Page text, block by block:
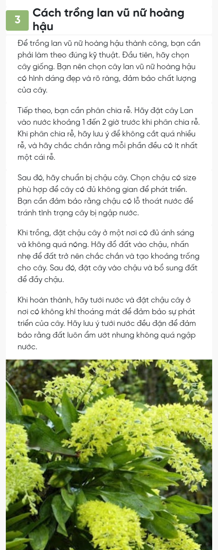
3
Cách trồng lan vũ nữ hoàng
hậu
Để trồng lan vũ nữ hoàng hậu thành công, bạn cần
phải làm theo đúng kỹ thuật. Đầu tiên, hãy chọn
cây giống. Bạn nên chọn cây lan vũ nữ hoàng hậu
có hình dáng đẹp và rõ ràng, đảm bảo chất lượng
của cây.
Tiếp theo, bạn cần phân chia rễ. Hãy đặt cây Lan
vào nước khoảng 1 đến 2 giờ trước khi phân chia rễ.
Khi phân chia rễ, hãy lưu ý để không cắt quá nhiều
rễ, và hãy chắc chắn rằng mỗi phần đều có ít nhất
một cái rễ.
Sau đó, hãy chuẩn bị chậu cây. Chọn chậu có size
phù hợp để cây có đủ không gian để phát triển.
Bạn cần đảm bảo rằng chậu có lỗ thoát nước để
tránh tình trạng cây bị ngập nước.
Khi trồng, đặt chậu cây ở một nơi có đủ ánh sáng
và không quá nóng. Hãy đổ đất vào chậu, nhấn
nhẹ để đất trở nên chắc chắn và tạo khoảng trống
cho cây. Sau đó, đặt cây vào chậu và bổ sung đất
để đầy chậu.
Khi hoàn thành, hãy tưới nước và đặt chậu cây ở
nơi có không khí thoáng mát để đảm bảo sự phát
triển của cây. Hãy lưu ý tưới nước đều đặn để đảm
bảo rằng đất luôn ẩm ướt nhưng không quá ngập
nước.